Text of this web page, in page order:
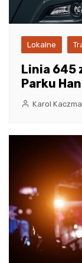
Lokalne
Linia 645
Parku
Karol